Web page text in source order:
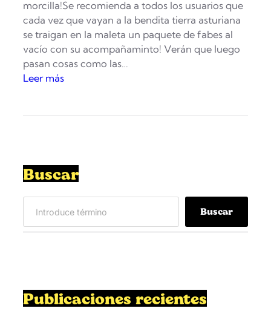
morcilla!Se recomienda a todos los usuarios que
cada vez que vayan a la bendita tierra asturiana
se traigan en la maleta un paquete de fabes al
vacío con su acompañaminto! Verán que luego
pasan cosas como las…
Leer más:
a
A
t
a
e
Buscar
a
Buscar
Publicaciones recientes